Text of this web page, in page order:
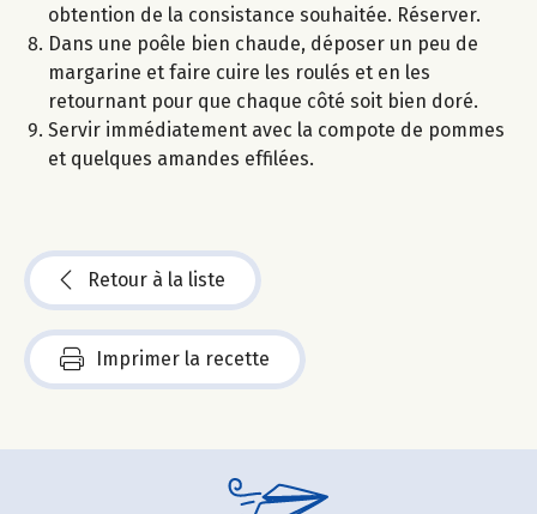
obtention de la consistance souhaitée. Réserver.
Dans une poêle bien chaude, déposer un peu de
margarine et faire cuire les roulés et en les
retournant pour que chaque côté soit bien doré.
Servir immédiatement avec la compote de pommes
et quelques amandes effilées.
Retour à la liste
Imprimer la recette